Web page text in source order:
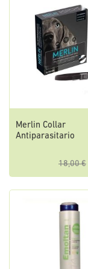
Merlin Collar
Antiparasitario
18,00 €